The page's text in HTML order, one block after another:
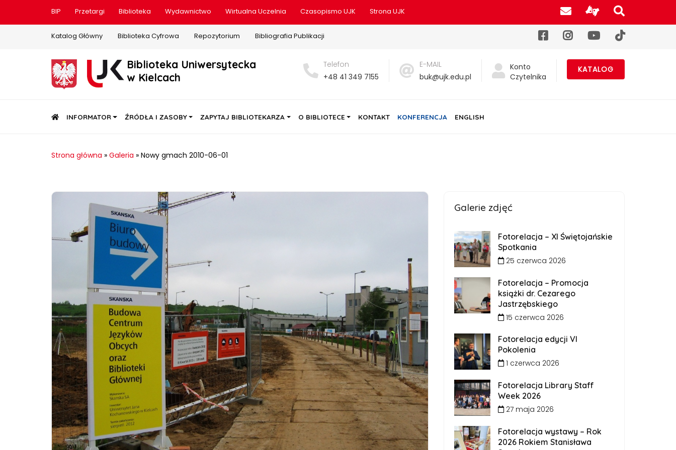
BIP Przetargi Biblioteka Wydawnictwo Wirtualna Uczelnia Czasopismo UJK Strona UJK Poczta UJKInformacje
Szukaj
Katalog Główny Biblioteka Cyfrowa Repozytorium Bibliografia Publikacji Facebook
Instagram
YouTube
TikTok
Biblioteka Uniwersytecka
w Kielcach
Telefon
+48 41 349 7155
E-MAIL
buk@ujk.edu.pl
Konto
Czytelnika
KATALOG
STRONA GŁÓWNA
INFORMATOR ŹRÓDŁA I ZASOBY ZAPYTAJ BIBLIOTEKARZA O BIBLIOTECE KONTAKT KONFERENCJA ENGLISH
Strona główna » Galeria » Nowy gmach 2010-06-01
Galerie zdjęć
Fotorelacja – XI Świętojańskie
Spotkania
25 czerwca 2026
Fotorelacja – Promocja
książki dr. Cezarego
Jastrzębskiego
15 czerwca 2026
Fotorelacja edycji VI
Pokolenia
1 czerwca 2026
Fotorelacja Library Staff
Week 2026
27 maja 2026
Fotorelacja wystawy – Rok
2026 Rokiem Stanisława